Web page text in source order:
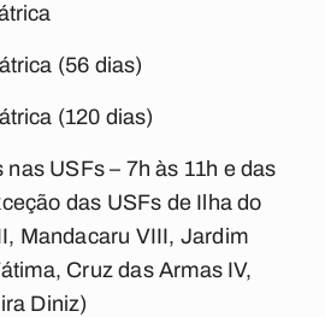
(56 dias)
(120 dias)
USFs – 7h às 11h e das
das USFs de Ilha do
Mandacaru VIII, Jardim
Cruz das Armas IV,
Diniz)